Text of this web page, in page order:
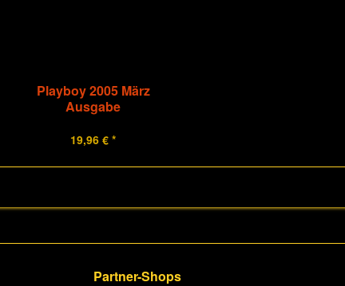
Playboy 2005 März
Ausgabe
19,96 € *
Partner-Shops